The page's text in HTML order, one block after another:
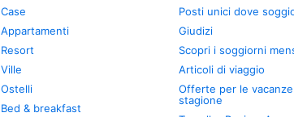
Case
Appartamenti
Resort
Ville
Ostelli
Bed & breakfast
Posti unici dove
Giudizi
Scopri i soggiorni
Articoli di viaggio
Offerte per le
stagione